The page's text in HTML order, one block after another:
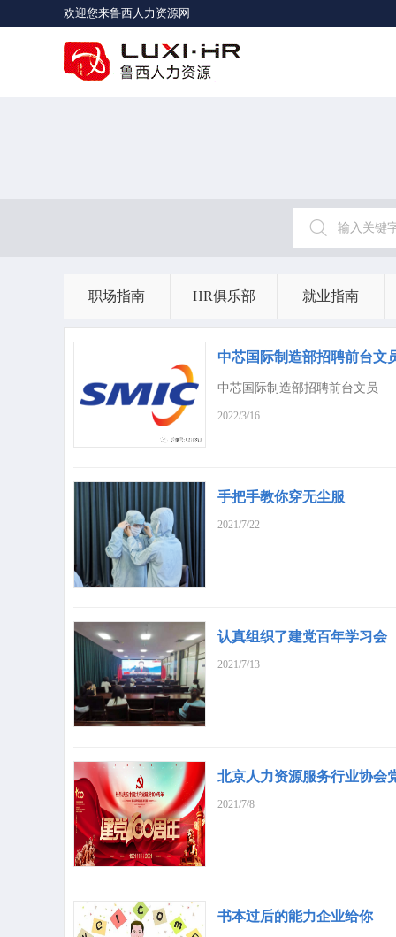
欢迎您来鲁西人力资源网
职场指南 HR俱乐部 就业指南
中芯国际制造部招聘前台文
中芯国际制造部招聘前台文员
2022/3/16
手把手教你穿无尘服
2021/7/22
认真组织了建党百年学习会
2021/7/13
北京人力资源服务行业协会
2021/7/8
书本过后的能力企业给你